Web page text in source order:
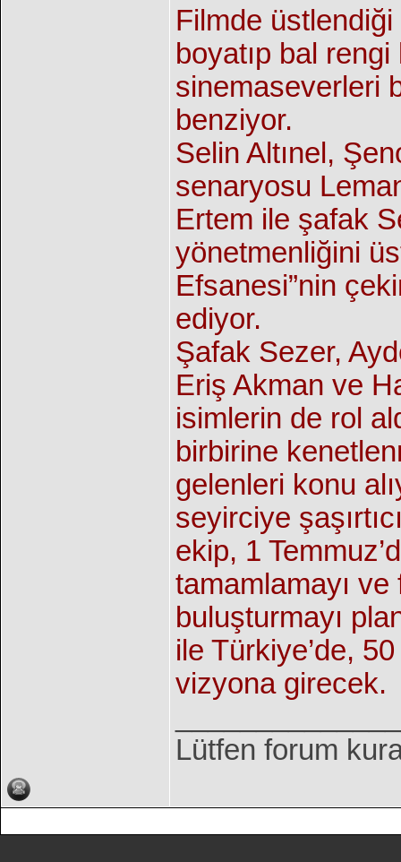
Filmde üstlendiği
boyatıp bal
sinemaseverleri
benziyor.
Selin Altınel,
senaryosu
Ertem ile şafak
yönetmenliğini
Efsanesi”nin
ediyor.
Şafak Sezer,
Eriş Akman ve
isimlerin de rol
birbirine
gelenleri konu
seyirciye
ekip, 1
tamamlamayı
buluşturmayı
ile Türkiye’de,
vizyona girecek.
Lütfen forum